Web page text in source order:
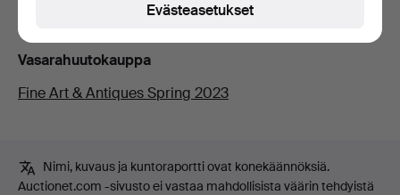
Pienet korjaukset, korjaukset.
Vasarahuutokauppa
Fine Art & Antiques Spring 2023
Nimi, kuvaus ja kuntoraportti ovat konekäännöksiä.
Auctionet.com -sivusto ei vastaa mahdollisista väärin tehdyistä
Evästeasetukset